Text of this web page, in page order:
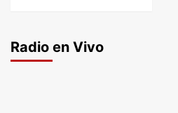
Radio en Vivo